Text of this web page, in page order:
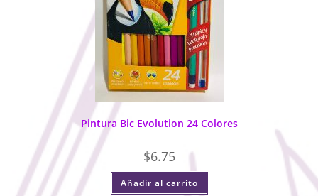
Pintura Bic Evolution 24 Colores
$6.75
Añadir al carrito